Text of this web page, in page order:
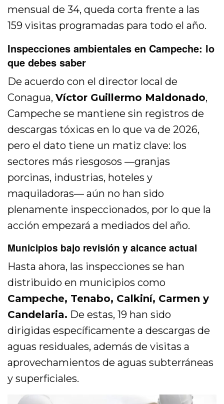
mensual de 34, queda corta frente a las
159 visitas programadas para todo el año.
Inspecciones ambientales en Campeche: lo
que debes saber
De acuerdo con el director local de
Conagua,Víctor Guillermo Maldonado,
Campeche se mantiene sin registros de
descargas tóxicas en lo que va de 2026,
pero el dato tiene un matiz clave: los
sectores más riesgosos —granjas
porcinas, industrias, hoteles y
maquiladoras— aún no han sido
plenamente inspeccionados, por lo que la
acción empezará a mediados del año.
Municipios bajo revisión y alcance actual
Hasta ahora, las inspecciones se han
distribuido en municipios como
Campeche, Tenabo, Calkiní, Carmen y
Candelaria. De estas, 19 han sido
dirigidas específicamente a descargas de
aguas residuales, además de visitas a
aprovechamientos de aguas subterráneas
y superficiales.